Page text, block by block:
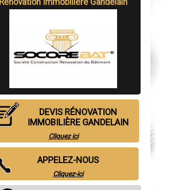
Rénovation Immobilière Gandelain
DEVIS RÉNOVATION
IMMOBILIÈRE GANDELAIN
Cliquez ici
APPELEZ-NOUS
Cliquez-ici